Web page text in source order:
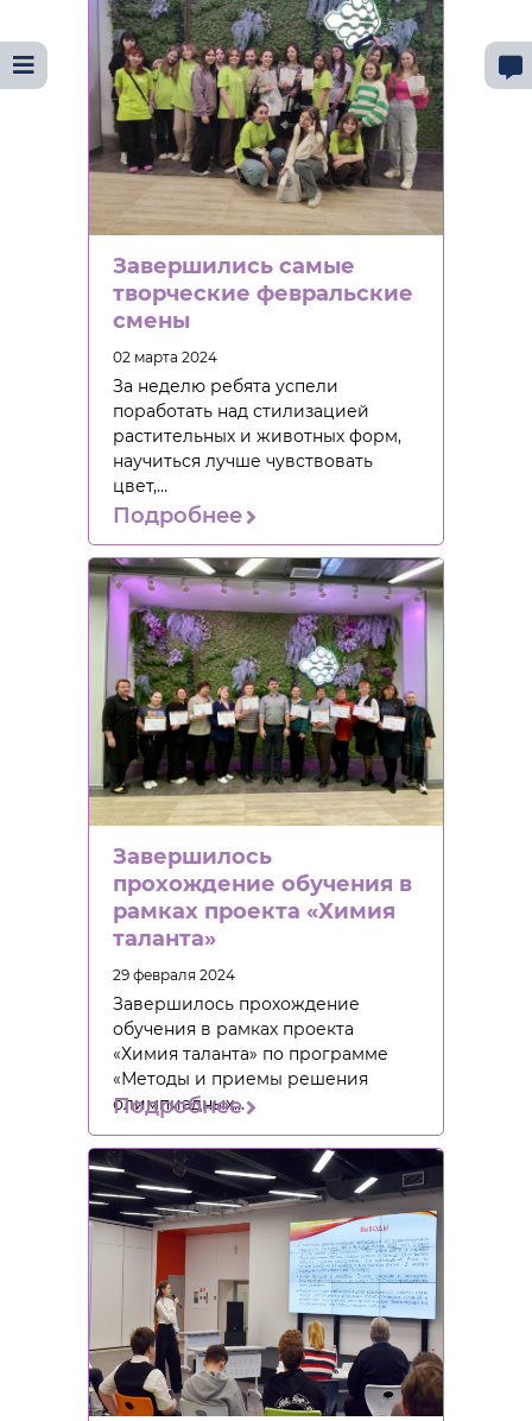
Завершились самые
творческие февральские
смены
02 марта 2024
За неделю ребята успели
поработать над стилизацией
растительных и животных форм,
научиться лучше чувствовать
цвет,…
Подробнее
Завершилось
прохождение обучения в
рамках проекта «Химия
таланта»
29 февраля 2024
Завершилось прохождение
обучения в рамках проекта
«Химия таланта» по программе
«Методы и приемы решения
олимпиадных…
Подробнее